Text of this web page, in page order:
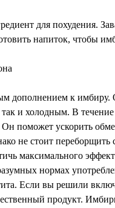
для похудения.
напиток, чтобы
дополнением к имбиру.
и холодным. В
Он поможет ускорить
не стоит переборщить
максимального
нормах
Если вы решили
продукт.